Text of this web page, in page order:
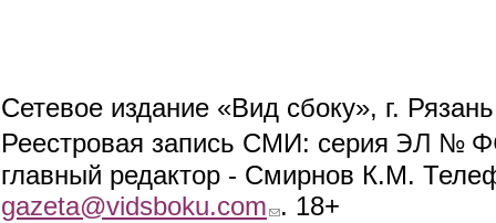
Сетевое издание «Вид сбоку», г.
Реестровая запись СМИ: серия ЭЛ №
главный редактор - Смирнов К.М.
gazeta@vidsboku.com (link sends e-mail)
. 18+